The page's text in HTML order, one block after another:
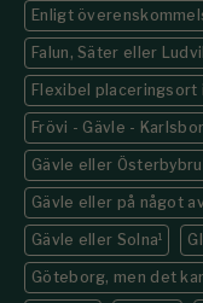
Enligt
Falun, Säter eller
Flexibel placeringsort
Frövi - Gävle -
Gävle eller
Gävle eller på något
Gävle eller Solna1
Göteborg, men det